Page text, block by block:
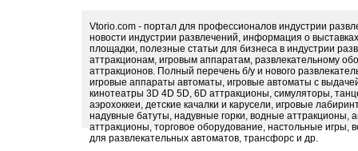
Vtorio.com - портал для профессионалов индустрии
новости индустрии развлечений, информация о
площадки, полезные статьи для бизнеса в индустрии
аттракционам, игровым аппаратам, развлекательному
аттракционов. Полный перечень б/у и нового
игровые аппараты автоматы, игровые автоматы с
кинотеатры 3D 4D 5D, 6D аттракционы, симуляторы,
аэрохоккеи, детские качалки и карусели, игровые
надувные батуты, надувные горки, водные
аттракционы, торговое оборудование, настольные игры,
для развлекательных автоматов, трансфорс и др.